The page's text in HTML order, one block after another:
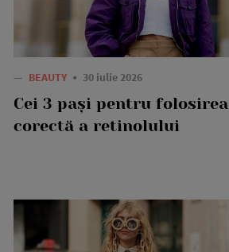
— BEAUTY 30 iulie 2026
Cei 3 pași pentru folosirea
corectă a retinolului